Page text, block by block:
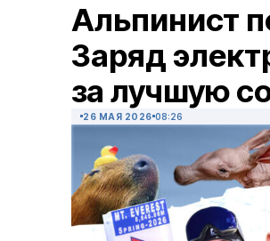
Альпинист
Заряд
за лучшую
26 МАЯ 2026 08:26